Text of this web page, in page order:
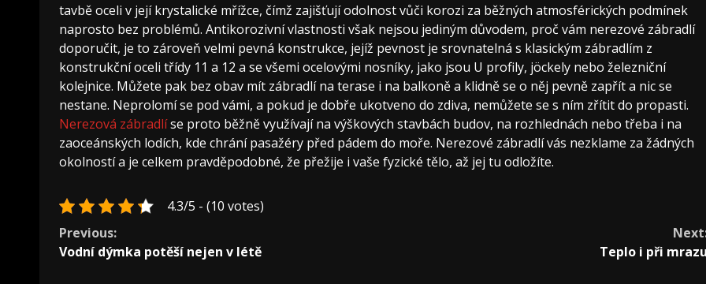
tavbě oceli v její krystalické mřížce, čímž zajišťují odolnost vůči korozi za běžných atmosférických podmínek
naprosto bez problémů. Antikorozivní vlastnosti však nejsou jediným důvodem, proč vám nerezové zábradlí
doporučit, je to zároveň velmi pevná konstrukce, jejíž pevnost je srovnatelná s klasickým zábradlím z
konstrukční oceli třídy 11 a 12 a se všemi ocelovými nosníky, jako jsou U profily, jöckely nebo železniční
kolejnice. Můžete pak bez obav mít zábradlí na terase i na balkoně a klidně se o něj pevně zapřít a nic se
nestane. Neprolomí se pod vámi, a pokud je dobře ukotveno do zdiva, nemůžete se s ním zřítit do propasti.
Nerezová zábradlíse proto běžně využívají na výškových stavbách budov, na rozhlednách nebo třeba i na
zaoceánských lodích, kde chrání pasažéry před pádem do moře. Nerezové zábradlí vás nezklame za žádných
okolností a je celkem pravděpodobné, že přežije i vaše fyzické tělo, až jej tu odložíte.
4.3/5 - (10 votes)
Continue
Reading
Previous:
Vodní dýmka potěší nejen v létě
Teplo i při